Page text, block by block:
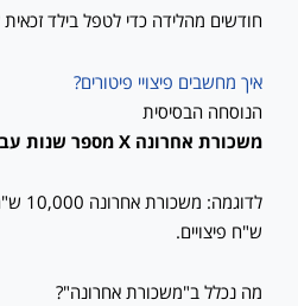
חודשים מהלידה כדי לטפל בילד זכאית
איך מחשבים פיצויי פיטורים?
הנוסחה הבסיסית
משכורת אחרונה X מספר שנות עבודה = פיצויים
ש"ח פיצויים.
מה נכלל ב"משכורת אחרונה"?